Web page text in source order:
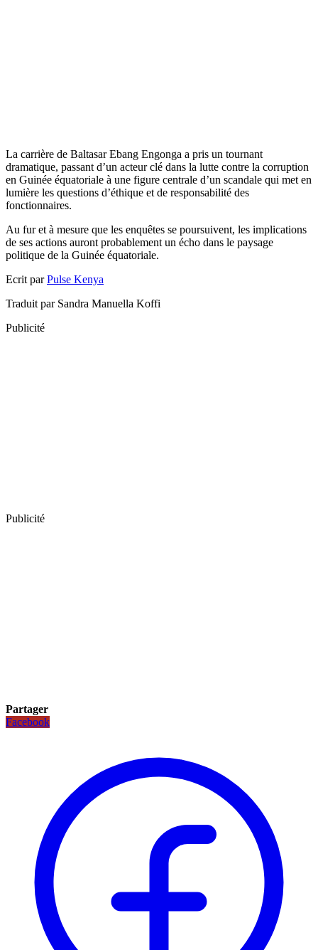
La carrière de Baltasar Ebang Engonga a pris un tournant
dramatique, passant d’un acteur clé dans la lutte contre la corruption
en Guinée équatoriale à une figure centrale d’un scandale qui met en
lumière les questions d’éthique et de responsabilité des
fonctionnaires.
Au fur et à mesure que les enquêtes se poursuivent, les implications
de ses actions auront probablement un écho dans le paysage
politique de la Guinée équatoriale.
Ecrit parPulse Kenya
Traduit par Sandra Manuella Koffi
Publicité
Publicité
Partager
Facebook